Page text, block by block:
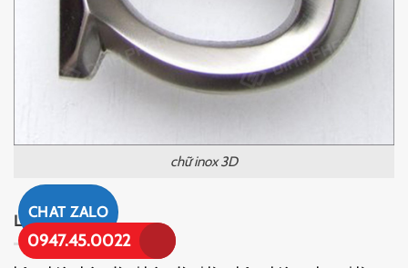
chữ inox 3D
LIÊN KẾT
CHAT ZALO
0947.45.0022